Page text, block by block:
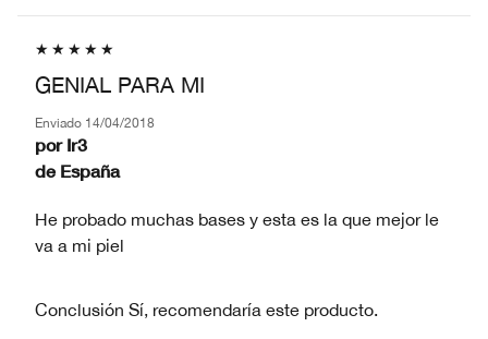
GENIAL PARA MI
Enviado 14/04/2018
por Ir3
de España
He probado muchas bases y esta es la que mejor le
va a mi piel
Conclusión Sí, recomendaría este producto.